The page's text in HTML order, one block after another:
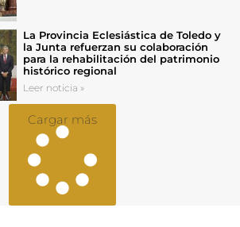
La Provincia Eclesiástica de Toledo y
la Junta refuerzan su colaboración
para la rehabilitación del patrimonio
histórico regional
Leer noticia »
Cargar más